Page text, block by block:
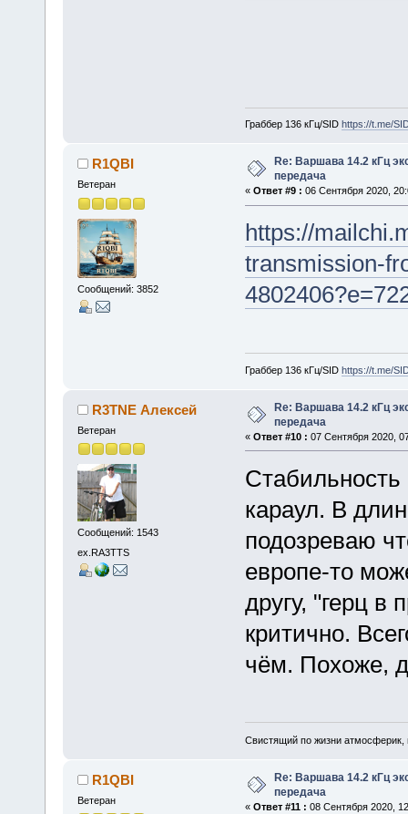
Граббер 136 кГц/SID https://t.me/
R1QBI
Ветеран
Сообщений: 3852
Re: Варшава 14.2 кГц
передача
« Ответ #9 : 06 Сентября 2020,
https://
transmission-
Граббер 136 кГц/SID https://t.me/
R3TNE Алексей
Ветеран
Сообщений: 1543
ex.RA3TTS
Re: Варшава 14.2 кГц
передача
« Ответ #10 : 07 Сентября 2020,
Стабильность
караул. В
подозреваю
европе-то
другу, "герц в
критично.
чём. Похоже,
Свистящий по жизни
R1QBI
Ветеран
Re: Варшава 14.2 кГц
передача
« Ответ #11 : 08 Сентября 2020,